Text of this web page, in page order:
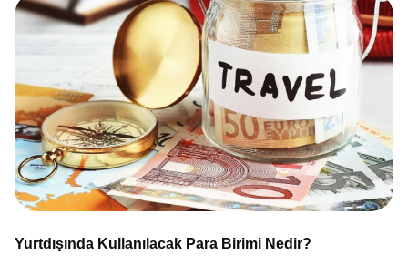
Yurtdışında Kullanılacak Para Birimi Nedir?